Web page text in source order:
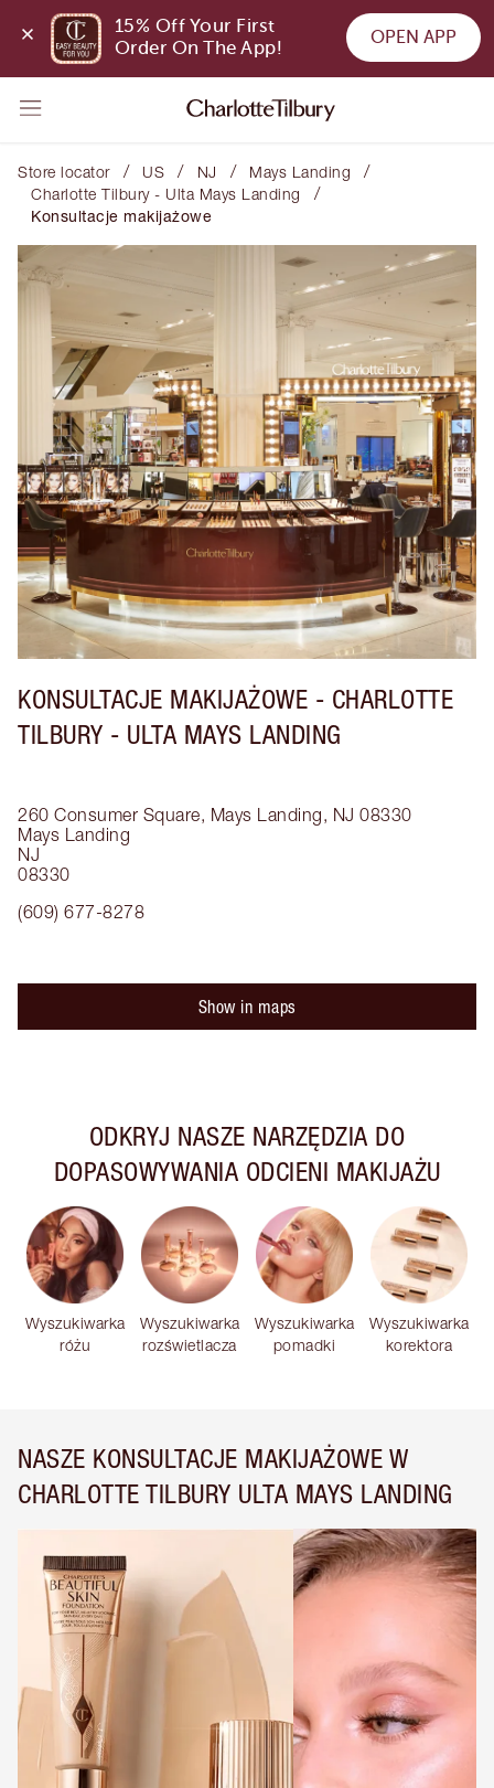
15% Off Your First
Order On The App!
OPEN APP
Store locator / US / NJ / Mays Landing /
Charlotte Tilbury - Ulta Mays Landing /
Konsultacje makijażowe
KONSULTACJE MAKIJAŻOWE - CHARLOTTE
TILBURY - ULTA MAYS LANDING
260 Consumer Square, Mays Landing, NJ 08330
Mays Landing
NJ
08330
(609) 677-8278
Show in maps
ODKRYJ NASZE NARZĘDZIA DO
DOPASOWYWANIA ODCIENI MAKIJAŻU
Wyszukiwarka
różu
Wyszukiwarka
rozświetlacza
Wyszukiwarka
pomadki
Wyszukiwarka
korektora
NASZE KONSULTACJE MAKIJAŻOWE W
CHARLOTTE TILBURY ULTA MAYS LANDING